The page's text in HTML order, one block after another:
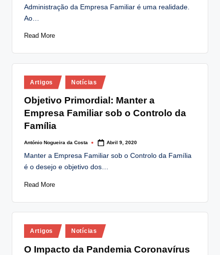
Administração da Empresa Familiar é uma realidade.
Ao…
Read More
Posted
in
Artigos Notícias
Objetivo Primordial: Manter a
Empresa Familiar sob o Controlo da
Família
Posted
António Nogueira da Costa Abril 9, 2020
Manter a Empresa Familiar sob o Controlo da Família
é o desejo e objetivo dos…
Read More
Posted
in
Artigos Notícias
O Impacto da Pandemia Coronavírus